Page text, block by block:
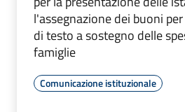
l'assegnazione dei buoni
di testo a sostegno delle
famiglie
Comunicazione istituzionale